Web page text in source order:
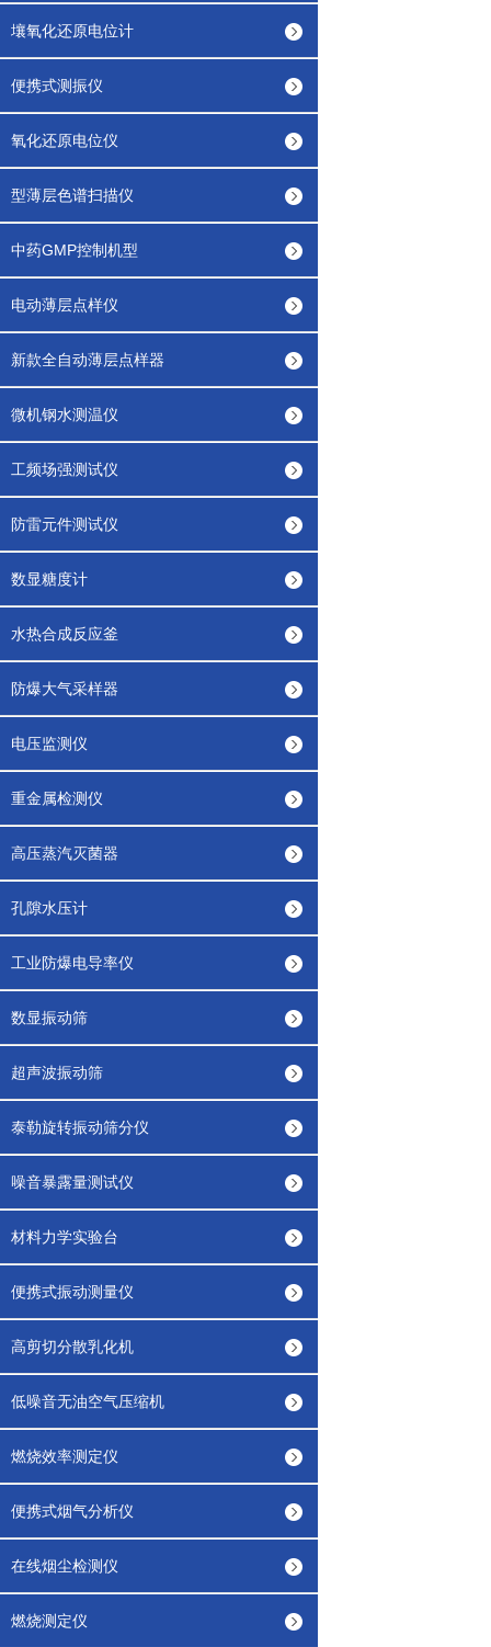
壤氧化还原电位计
便携式测振仪
氧化还原电位仪
型薄层色谱扫描仪
中药GMP控制机型
电动薄层点样仪
新款全自动薄层点样器
微机钢水测温仪
工频场强测试仪
防雷元件测试仪
数显糖度计
水热合成反应釜
防爆大气采样器
电压监测仪
重金属检测仪
高压蒸汽灭菌器
孔隙水压计
工业防爆电导率仪
数显振动筛
超声波振动筛
泰勒旋转振动筛分仪
噪音暴露量测试仪
材料力学实验台
便携式振动测量仪
高剪切分散乳化机
低噪音无油空气压缩机
燃烧效率测定仪
便携式烟气分析仪
在线烟尘检测仪
燃烧测定仪